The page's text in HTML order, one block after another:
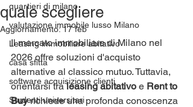
quartieri di milano
valutazione immobile lusso Milano
Leasing immobiliare abitativo
casa sfitta
software acquisizione clienti
Studenti universitari
quale scegliere
Aggiornamento:17 feb
Il mercato immobiliare di Milano nel
2026 offre soluzioni d'acquisto
alternative al classico mutuo. Tuttavia,
orientarsi tra leasing abitativo e Rent to
Buy richiede una profonda conoscenza